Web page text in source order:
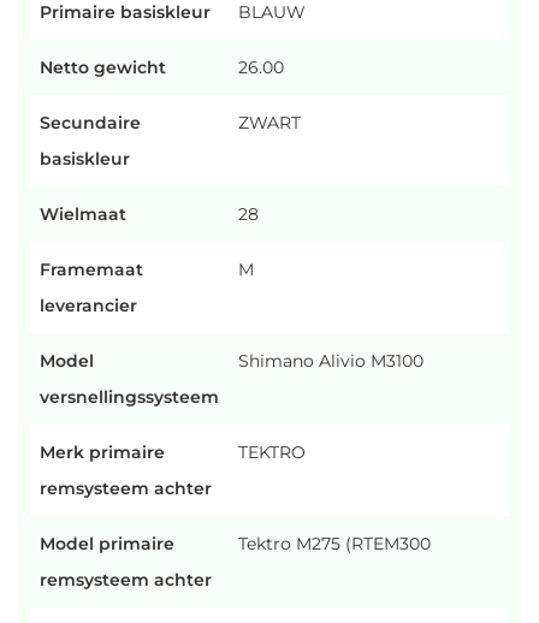
Primaire basiskleur BLAUW
Netto gewicht 26.00
Secundaire
basiskleur
ZWART
Wielmaat 28
Framemaat
leverancier
M
Model
versnellingssysteem
Shimano Alivio M3100
Merk primaire
remsysteem achter
TEKTRO
Model primaire
remsysteem achter
Tektro M275 (RTEM300